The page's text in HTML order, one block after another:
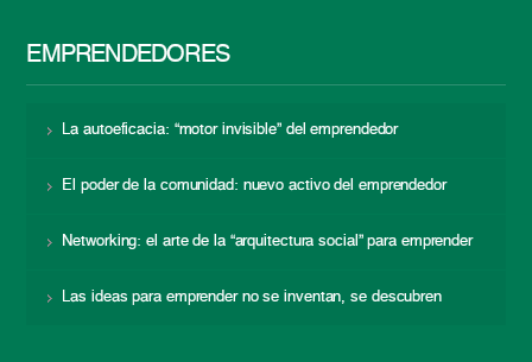
EMPRENDEDORES
La autoeficacia: “motor invisible” del emprendedor
El poder de la comunidad: nuevo activo del emprendedor
Networking: el arte de la “arquitectura social” para emprender
Las ideas para emprender no se inventan, se descubren